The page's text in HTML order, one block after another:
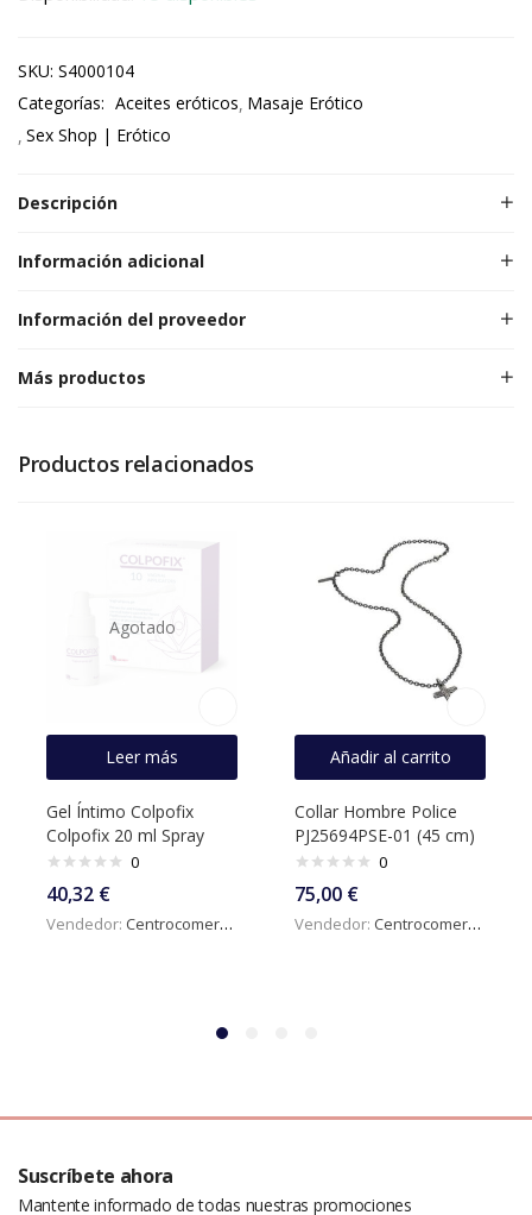
SKU: S4000104
Categorías: Aceites eróticos Masaje Erótico
Sex Shop | Erótico
Descripción
Información adicional
Información del proveedor
Más productos
Productos relacionados
Agotado
Leer más
Gel Íntimo Colpofix
Colpofix 20 ml Spray
0
40,32 €
Vendedor: Centrocomercialdigital
Añadir al carrito
Collar Hombre Police
PJ25694PSE-01 (45 cm)
0
75,00 €
Vendedor: Centrocomercialdigital
Suscríbete ahora
Mantente informado de todas nuestras promociones